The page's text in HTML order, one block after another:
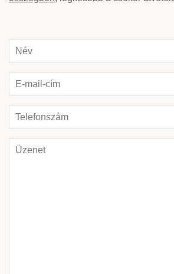
Név
E-
mail-
cím
Telefonszám
Üzenet